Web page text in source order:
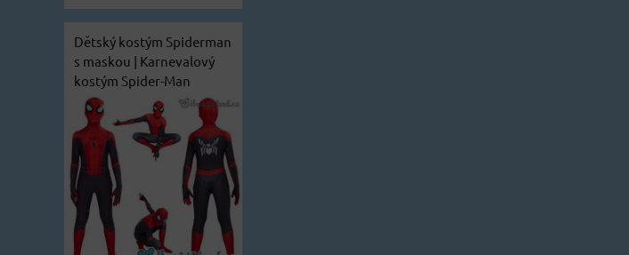
Dětský kostým Spiderman
s maskou | Karnevalový
kostým Spider-Man